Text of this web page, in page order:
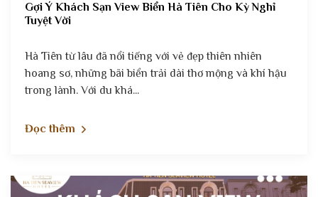
Gợi Ý Khách Sạn View Biển Hà Tiên Cho Kỳ Nghỉ
Tuyệt Vời
Hà Tiên từ lâu đã nổi tiếng với vẻ đẹp thiên nhiên
hoang sơ, những bãi biển trải dài thơ mộng và khí hậu
trong lành. Với du khá...
Đọc thêm